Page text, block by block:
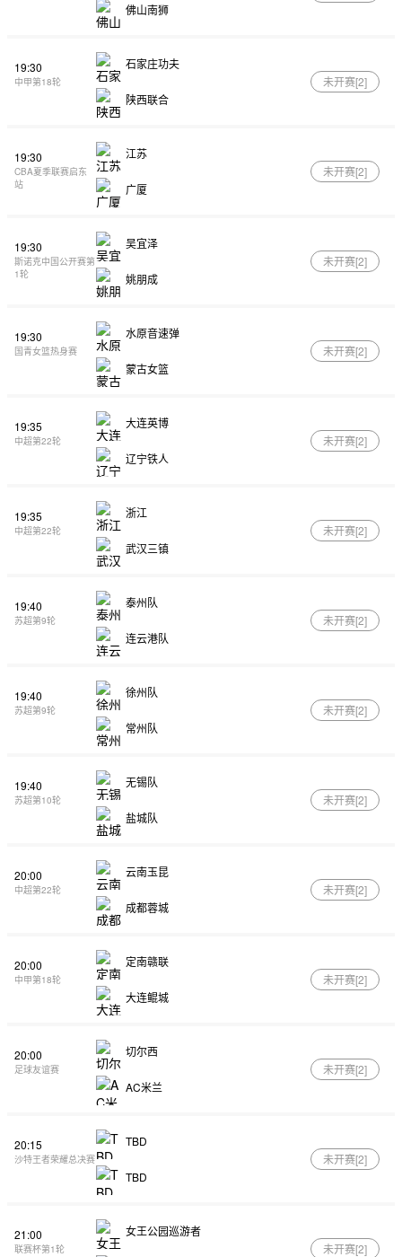
佛山南狮
19:30
中甲第18轮
石家庄功夫
陕西联合
未开赛[2]
19:30
CBA夏季联赛启东
站
江苏
广厦
未开赛[2]
19:30
斯诺克中国公开赛第
1轮
吴宜泽
姚朋成
未开赛[2]
19:30
国青女篮热身赛
水原音速弹
蒙古女篮
未开赛[2]
19:35
中超第22轮
大连英博
辽宁铁人
未开赛[2]
19:35
中超第22轮
浙江
武汉三镇
未开赛[2]
19:40
苏超第9轮
泰州队
连云港队
未开赛[2]
19:40
苏超第9轮
徐州队
常州队
未开赛[2]
19:40
苏超第10轮
无锡队
盐城队
未开赛[2]
20:00
中超第22轮
云南玉昆
成都蓉城
未开赛[2]
20:00
中甲第18轮
定南赣联
大连鲲城
未开赛[2]
20:00
足球友谊赛
切尔西
AC米兰
未开赛[2]
20:15
沙特王者荣耀总决赛
TBD
TBD
未开赛[2]
21:00
联赛杯第1轮
女王公园巡游者
未开赛[2]